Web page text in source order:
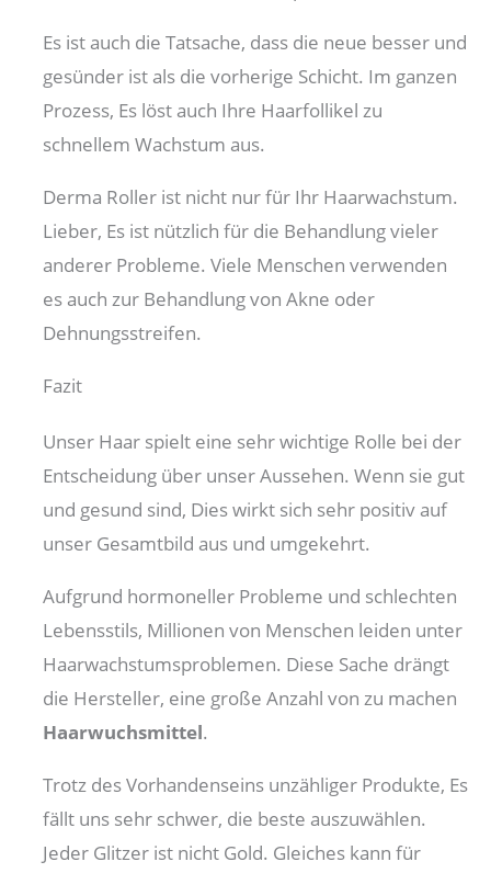
Es ist auch die Tatsache, dass die neue besser und
gesünder ist als die vorherige Schicht. Im ganzen
Prozess, Es löst auch Ihre Haarfollikel zu
schnellem Wachstum aus.
Derma Roller ist nicht nur für Ihr Haarwachstum.
Lieber, Es ist nützlich für die Behandlung vieler
anderer Probleme. Viele Menschen verwenden
es auch zur Behandlung von Akne oder
Dehnungsstreifen.
Fazit
Unser Haar spielt eine sehr wichtige Rolle bei der
Entscheidung über unser Aussehen. Wenn sie gut
und gesund sind, Dies wirkt sich sehr positiv auf
unser Gesamtbild aus und umgekehrt.
Aufgrund hormoneller Probleme und schlechten
Lebensstils, Millionen von Menschen leiden unter
Haarwachstumsproblemen. Diese Sache drängt
die Hersteller, eine große Anzahl von zu machen
Haarwuchsmittel.
Trotz des Vorhandenseins unzähliger Produkte, Es
fällt uns sehr schwer, die beste auszuwählen.
Jeder Glitzer ist nicht Gold. Gleiches kann für